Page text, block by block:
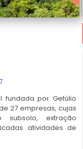
fundada por Getúlio
27 empresas, cujas
extração
atividades de